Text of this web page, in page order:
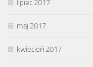
lipiec 2017
maj 2017
kwiecień 2017